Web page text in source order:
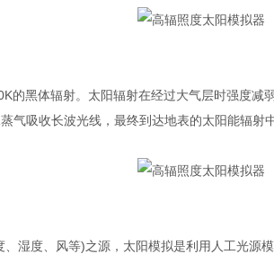
黑体辐射。太阳辐射在经过大气层时强度减
气吸收长波光线，最终到达地表的太阳能辐射
度、风等)之源，太阳模拟是利用人工光源